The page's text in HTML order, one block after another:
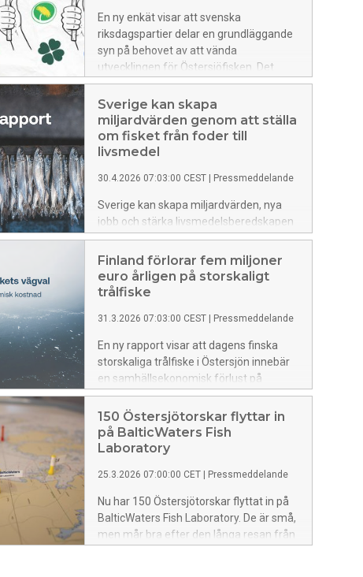
uppmanas hålla fast vid en försiktig linje
inför höstens kvotförhandlingar.
En ny enkät visar att svenska
riksdagspartier delar en grundläggande
syn på behovet av att vända
utvecklingen för Östersjöfisken. Det
finns bland annat en bred samsyn kring
en permanent utflyttning av trålgränsen
längs hela ostkusten och behovet av
ökat samarbete med andra EU-länder
för att minska det totala fisketrycket.
vilka åtgärder partierna är beredda att
genomföra för att stärka fiskbestånden.
Sverige kan skapa
miljardvärden genom att ställa
om fisket från foder till
livsmedel
30.4.2026 07:03:00 CEST Pressmeddelande
Sverige kan skapa miljardvärden, nya
jobb och stärka livsmedelsberedskapen
genom att förädla mer av Östersjöns
fisk till livsmedel i Sverige, i stället för att
exportera fisken till tillverkning av foder i
Danmark.
Finland förlorar fem miljoner
euro årligen på storskaligt
trålfiske
31.3.2026 07:03:00 CEST Pressmeddelande
En ny rapport visar att dagens finska
storskaliga trålfiske i Östersjön innebär
en samhällsekonomisk förlust på
närmare fem miljoner euro per år. Detta
samtidigt som flera fiskbestånd befinner
sig på farligt låga nivåer. Beräkningar
visar också att en ny fiskepolitik som styr
allt kustnära fiske för matfisk kan skapa
samhällsvinster på uppemot 25 miljoner
euro årligen.
150 Östersjötorskar flyttar in
på BalticWaters Fish
Laboratory
25.3.2026 07:00:00 CET Pressmeddelande
Nu har 150 Östersjötorskar flyttat in på
BalticWaters Fish Laboratory. De är små,
men mår bra efter den långa resan från